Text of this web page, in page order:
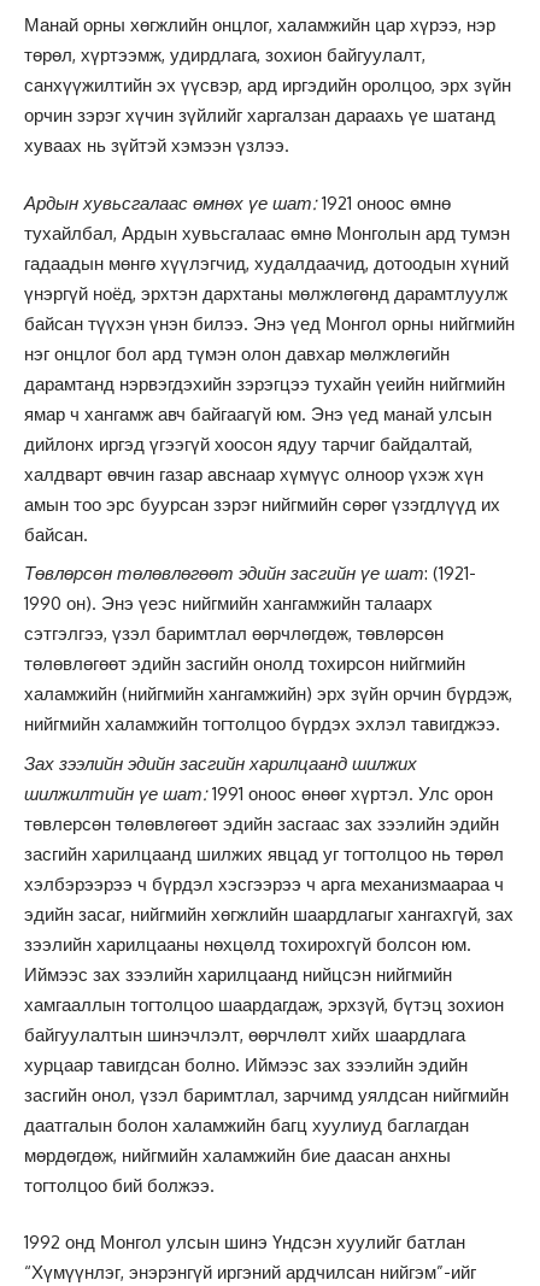
Манай орны хөгжлийн онцлог, халамжийн цар хүрээ, нэр
төрөл, хүртээмж, удирдлага, зохион байгуулалт,
санхүүжилтийн эх үүсвэр, ард иргэдийн оролцоо, эрх зүйн
орчин зэрэг хүчин зүйлийг харгалзан дараахь үе шатанд
хуваах нь зүйтэй хэмээн үзлээ.
Ардын хувьсгалаас өмнөх үе шат:1921 оноос өмнө
тухайлбал, Ардын хувьсгалаас өмнө Монголын ард тумэн
гадаадын мөнгө хүүлэгчид, худалдаачид, дотоодын хүний
үнэргүй ноёд, эрхтэн дархтаны мөлжлөгөнд дарамтлуулж
байсан түүхэн үнэн билээ. Энэ үед Монгол орны нийгмийн
нэг онцлог бол ард түмэн олон давхар мөлжлөгийн
дарамтанд нэрвэгдэхийн зэрэгцээ тухайн үеийн нийгмийн
ямар ч хангамж авч байгаагүй юм. Энэ үед манай улсын
дийлонх иргэд үгээгүй хоосон ядуу тарчиг байдалтай,
халдварт өвчин газар авснаар хүмүүс олноор үхэж хүн
амын тоо эрс буурсан зэрэг нийгмийн сөрөг үзэгдлүүд их
байсан.
Төвлөрсөн төлөвлөгөөт эдийн засгийн үе шат: (1921-
1990 он). Энэ үеэс нийгмийн хангамжийн талаарх
сэтгэлгээ, үзэл баримтлал өөрчлөгдөж, төвлөрсөн
төлөвлөгөөт эдийн засгийн онолд тохирсон нийгмийн
халамжийн (нийгмийн хангамжийн) эрх зүйн орчин бүрдэж,
нийгмийн халамжийн тогтолцоо бүрдэх эхлэл тавигджээ.
Зах зээлийн эдийн засгийн харилцаанд шилжих
шилжилтийн үе шат:1991 оноос өнөөг хүртэл. Улс орон
төвлерсөн төлөвлөгөөт эдийн засгаас зах зээлийн эдийн
засгийн харилцаанд шилжих явцад уг тогтолцоо нь төрөл
хэлбэрээрээ ч бүрдэл хэсгээрээ ч арга механизмаараа ч
эдийн засаг, нийгмийн хөгжлийн шаардлагыг хангахгүй, зах
зээлийн харилцааны нөхцөлд тохирохгүй болсон юм.
Иймээс зах зээлийн харилцаанд нийцсэн нийгмийн
хамгааллын тогтолцоо шаардагдаж, эрхзүй, бүтэц зохион
байгуулалтын шинэчлэлт, өөрчлөлт хийх шаардлага
хурцаар тавигдсан болно. Иймээс зах зээлийн эдийн
засгийн онол, үзэл баримтлал, зарчимд уялдсан нийгмийн
даатгалын болон халамжийн багц хуулиуд баглагдан
мөрдөгдөж, нийгмийн халамжийн бие даасан анхны
тогтолцоо бий болжээ.
1992 онд Монгол улсын шинэ Үндсэн хуулийг батлан
“Хүмүүнлэг, энэрэнгүй иргэний ардчилсан нийгэм”-ийг